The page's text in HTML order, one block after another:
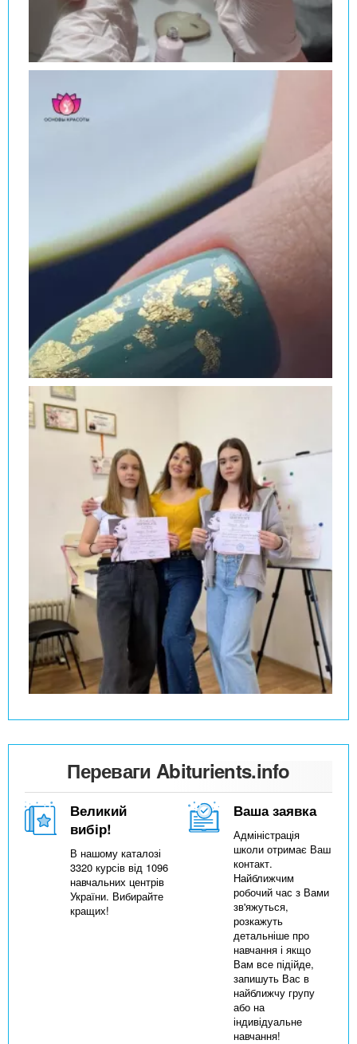
Переваги Abiturients.info
Великий
вибір!
В нашому каталозі
3320 курсів від 1096
навчальних центрів
України. Вибирайте
кращих!
Ваша заявка
Адміністрація
школи отримає Ваш
контакт.
Найближчим
робочий час з Вами
зв'яжуться,
розкажуть
детальніше про
навчання і якщо
Вам все підійде,
запишуть Вас в
найближчу групу
або на
індивідуальне
навчання!